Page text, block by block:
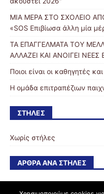
ΜΙΑ ΜΕΡΑ ΣΤΟ ΣΧΟΛΕΙΟ
«SOS Επιβίωσα άλλη μία
ΤΑ ΕΠΑΓΓΕΛΜΑΤΑ ΤΟΥ
ΑΛΛΑΖΕΙ ΚΑΙ ΑΝΟΙΓΕΙ ΝΕΕΣ
Ποιοι είναι οι καθηγητές
Η ομάδα επιτραπέζιων
ΣΤΉΛΕΣ
Χωρίς στήλες
ΆΡΘΡΑ ΑΝΆ ΣΤΉΛΕΣ